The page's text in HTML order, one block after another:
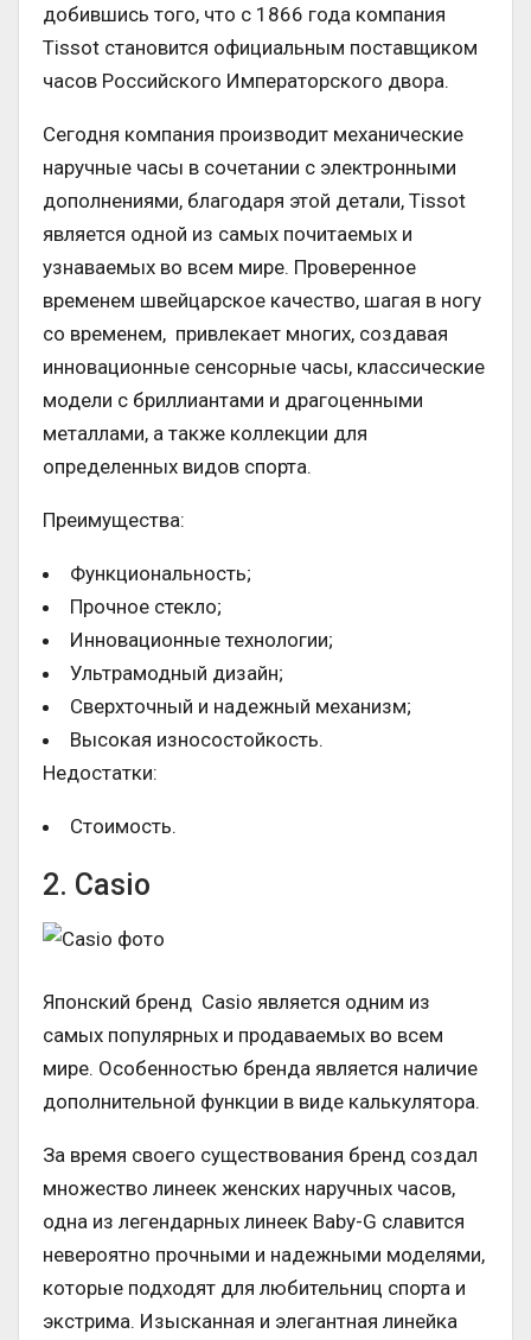
добившись того, что с 1866 года компания
Tissot становится официальным поставщиком
часов Российского Императорского двора.
Сегодня компания производит механические
наручные часы в сочетании с электронными
дополнениями, благодаря этой детали, Tissot
является одной из самых почитаемых и
узнаваемых во всем мире. Проверенное
временем швейцарское качество, шагая в ногу
со временем, привлекает многих, создавая
инновационные сенсорные часы, классические
модели с бриллиантами и драгоценными
металлами, а также коллекции для
определенных видов спорта.
Преимущества:
Функциональность;
Прочное стекло;
Инновационные технологии;
Ультрамодный дизайн;
Сверхточный и надежный механизм;
Высокая износостойкость.
Недостатки:
Стоимость.
2. Casio
Японский бренд Casio является одним из
самых популярных и продаваемых во всем
мире. Особенностью бренда является наличие
дополнительной функции в виде калькулятора.
За время своего существования бренд создал
множество линеек женских наручных часов,
одна из легендарных линеек Baby-G славится
невероятно прочными и надежными моделями,
которые подходят для любительниц спорта и
экстрима. Изысканная и элегантная линейка